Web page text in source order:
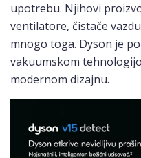
upotrebu. Njihovi
ventilatore, čistače
mnogo toga. Dyson je
vakuumskom
modernom dizajnu.